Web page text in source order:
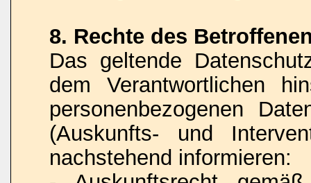
8. Rechte des
Das geltende
dem Verantwortlichen
personenbezogenen
(Auskunfts- und
nachstehend informieren: